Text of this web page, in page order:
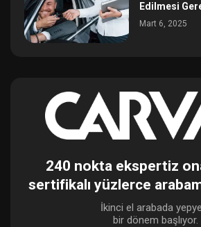
Edilmesi
Mart 6, 2025
240 nokta ekspertiz
sertifikalı yüzlerce
İkinci el arabada
bir dönem başlıyor.